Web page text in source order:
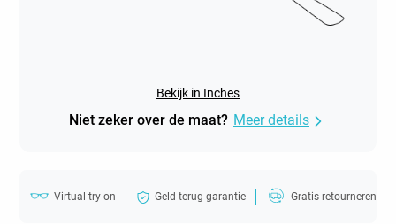
Bekijk in Inches
Niet zeker over de maat? Meer details
Virtual try-on Geld-terug-garantie Gratis retourneren